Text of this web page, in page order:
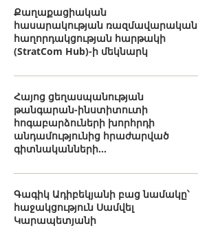
Քաղաքացիական
հասարակության ռազմավարական
հաղորդակցության հարթակի
(StratCom Hub)-ի մեկնարկ
Հայոց ցեղասպանության
թանգարան-ինստիտուտի
հոգաբարձուների խորհրդի
անդամությունից հրաժարված
գիտնականների...
Գագիկ Ադիբեկյանի բաց նամակը՝
հաջակցություն Սամվել
Կարապետյանի